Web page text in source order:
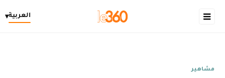
العربية▾
مشاهير